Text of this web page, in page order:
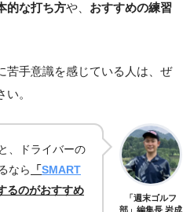
的な打ち方や、 おすすめの練習
苦手意識を感じている人は、ぜ
。
、ドライバーの
なら
「SMART
るのがおすすめ
「週末ゴルフ
部」編集長 岩成